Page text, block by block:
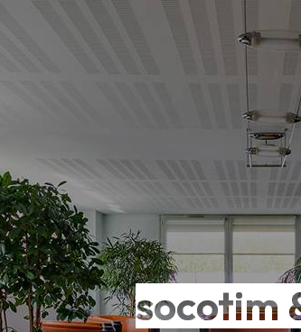
socotim